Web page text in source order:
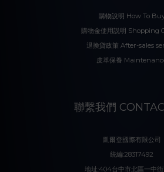
購物說明 How To
購物金使用説明 Shopping
退換貨政策 After-sales
皮革保養
聯繫我們
凱爾登國際有限公司
統編:28317492
地址:404台中市北區一中街